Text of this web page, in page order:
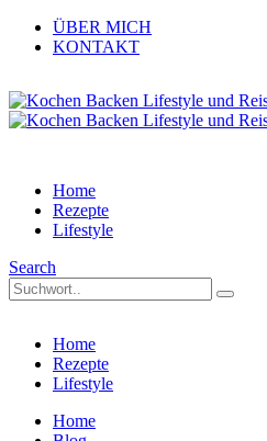
ÜBER MICH
KONTAKT
Home
Rezepte
Lifestyle
Search
Home
Rezepte
Lifestyle
Home